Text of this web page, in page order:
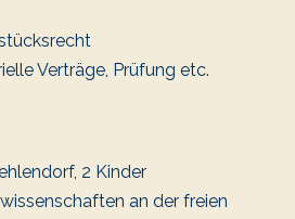
Verträge, Prüfung etc.
2 Kinder
an der freien